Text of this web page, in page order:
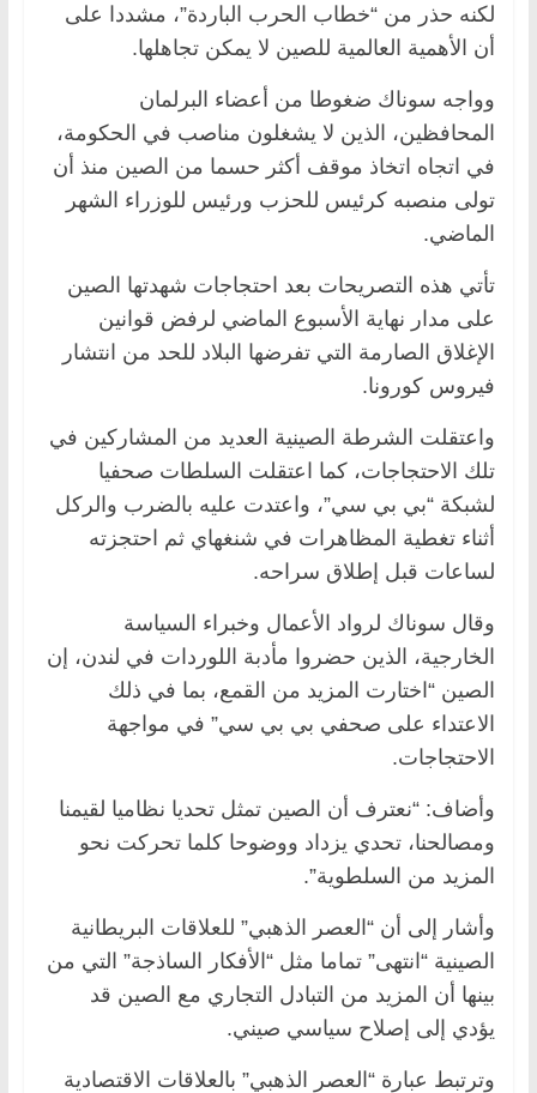
لكنه حذر من “خطاب الحرب الباردة”، مشددا على
أن الأهمية العالمية للصين لا يمكن تجاهلها.
وواجه سوناك ضغوطا من أعضاء البرلمان
المحافظين، الذين لا يشغلون مناصب في الحكومة،
في اتجاه اتخاذ موقف أكثر حسما من الصين منذ أن
تولى منصبه كرئيس للحزب ورئيس للوزراء الشهر
الماضي.
تأتي هذه التصريحات بعد احتجاجات شهدتها الصين
على مدار نهاية الأسبوع الماضي لرفض قوانين
الإغلاق الصارمة التي تفرضها البلاد للحد من انتشار
فيروس كورونا.
واعتقلت الشرطة الصينية العديد من المشاركين في
تلك الاحتجاجات، كما اعتقلت السلطات صحفيا
لشبكة “بي بي سي”، واعتدت عليه بالضرب والركل
أثناء تغطية المظاهرات في شنغهاي ثم احتجزته
لساعات قبل إطلاق سراحه.
وقال سوناك لرواد الأعمال وخبراء السياسة
الخارجية، الذين حضروا مأدبة اللوردات في لندن، إن
الصين “اختارت المزيد من القمع، بما في ذلك
الاعتداء على صحفي بي بي سي” في مواجهة
الاحتجاجات.
وأضاف: “نعترف أن الصين تمثل تحديا نظاميا لقيمنا
ومصالحنا، تحدي يزداد ووضوحا كلما تحركت نحو
المزيد من السلطوية”.
وأشار إلى أن “العصر الذهبي” للعلاقات البريطانية
الصينية “انتهى” تماما مثل “الأفكار الساذجة” التي من
بينها أن المزيد من التبادل التجاري مع الصين قد
يؤدي إلى إصلاح سياسي صيني.
وترتبط عبارة “العصر الذهبي” بالعلاقات الاقتصادية